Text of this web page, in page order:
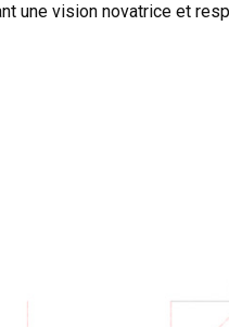
une vision novatrice et